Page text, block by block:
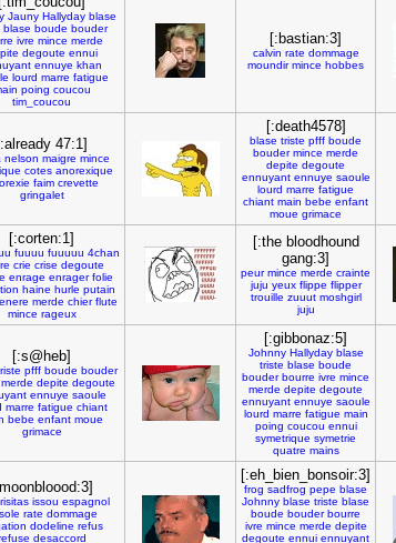
Jauny Hallyday blase
blase boude bouder
ivre mince merde
degoute ennui
ennuye khan
lourd marre fatigue
poing coucou
tim_coucou
[:bastian:3]
calvin rate dommage
moundir mince hobbes
47:1]
nelson maigre mince
cotes anorexique
faim crevette
gringalet
[:death4578]
blase triste pfff boude
bouder mince merde
depite degoute
ennuyant ennuye saoule
lourd marre fatigue
chiant main bebe enfant
moue grimace
[:corten:1]
fuuuu fuuuuu 4chan
crie crise degoute
enrage enrager folie
haine hurle putain
merde chier flute
mince rageux
[:the bloodhound
gang:3]
peur mince merde crainte
juju yeux flippe flipper
trouille zuuut moshgirl
juju
[:s@heb]
pfff boude bouder
merde depite degoute
ennuye saoule
marre fatigue chiant
bebe enfant moue
grimace
[:gibbonaz:5]
Johnny Hallyday blase
triste blase boude
bouder bourre ivre mince
merde depite degoute
ennuyant ennuye saoule
lourd marre fatigue main
poing coucou ennui
symetrique symetrie
quatre mains
risitas issou espagnol
rate dommage
dodeline refus
desaccord
[:eh_bien_bonsoir:3]
frog sadfrog pepe blase
Johnny blase triste blase
boude bouder bourre
ivre mince merde depite
degoute ennui ennuyant